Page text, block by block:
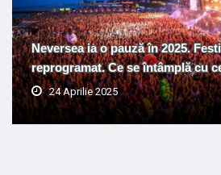
Neversea ia o pauză în 2025.
reprogramat. Ce se întâmplă cu
24 Aprilie 2025